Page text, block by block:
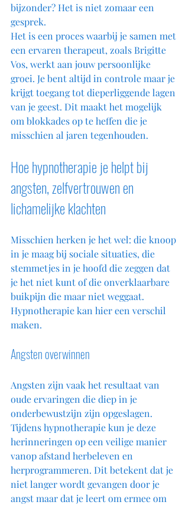
bijzonder? Het is niet zomaar een
gesprek.
Het is een proces waarbij je samen met
een ervaren therapeut, zoals Brigitte
Vos, werkt aan jouw persoonlijke
groei. Je bent altijd in controle maar je
krijgt toegang tot dieperliggende lagen
van je geest. Dit maakt het mogelijk
om blokkades op te heffen die je
misschien al jaren tegenhouden.
Hoe hypnotherapie je helpt bij
angsten, zelfvertrouwen en
lichamelijke klachten
Misschien herken je het wel: die knoop
in je maag bij sociale situaties, die
stemmetjes in je hoofd die zeggen dat
je het niet kunt of die onverklaarbare
buikpijn die maar niet weggaat.
Hypnotherapie kan hier een verschil
maken.
Angsten overwinnen
Angsten zijn vaak het resultaat van
oude ervaringen die diep in je
onderbewustzijn zijn opgeslagen.
Tijdens hypnotherapie kun je deze
herinneringen op een veilige manier
vanop afstand herbeleven en
herprogrammeren. Dit betekent dat je
niet langer wordt gevangen door je
angst maar dat je leert om ermee om